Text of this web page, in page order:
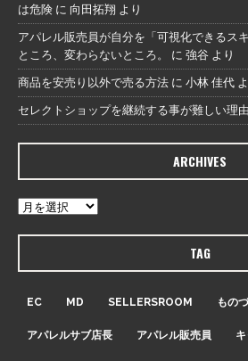
は危険 に 向田拓翔 より
アパレル販売員が自分を「可視化できるス
ところ、変わらないところ。
に 強谷 より
商品を安売り以外で売る方法 に 小林 佳代
セレクトショップを継続する事が難しい理由
ARCHIVES
TAG
EC MD SELLERSROOM もの
アパレルサブ店長 アパレル販売員